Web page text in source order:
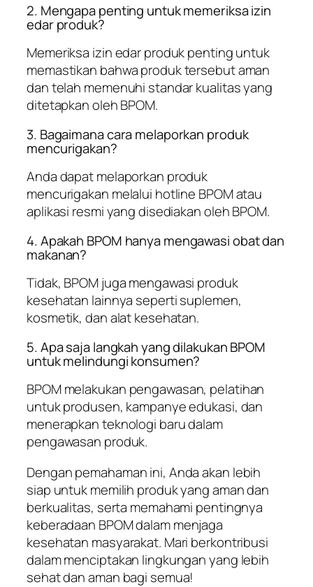
2. Mengapa penting untuk memeriksa izin
edar produk?
Memeriksa izin edar produk penting untuk
memastikan bahwa produk tersebut aman
dan telah memenuhi standar kualitas yang
ditetapkan oleh BPOM.
3. Bagaimana cara melaporkan produk
mencurigakan?
Anda dapat melaporkan produk
mencurigakan melalui hotline BPOM atau
aplikasi resmi yang disediakan oleh BPOM.
4. Apakah BPOM hanya mengawasi obat dan
makanan?
Tidak, BPOM juga mengawasi produk
kesehatan lainnya seperti suplemen,
kosmetik, dan alat kesehatan.
5. Apa saja langkah yang dilakukan BPOM
untuk melindungi konsumen?
BPOM melakukan pengawasan, pelatihan
untuk produsen, kampanye edukasi, dan
menerapkan teknologi baru dalam
pengawasan produk.
Dengan pemahaman ini, Anda akan lebih
siap untuk memilih produk yang aman dan
berkualitas, serta memahami pentingnya
keberadaan BPOM dalam menjaga
kesehatan masyarakat. Mari berkontribusi
dalam menciptakan lingkungan yang lebih
sehat dan aman bagi semua!